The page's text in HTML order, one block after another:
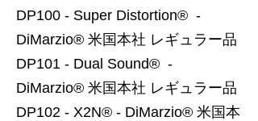
DP100 - Super Distortion® -
DiMarzio® 米国本社 レギュラー品
DP101 - Dual Sound® -
DiMarzio® 米国本社 レギュラー品
DP102 - X2N® - DiMarzio® 米国本